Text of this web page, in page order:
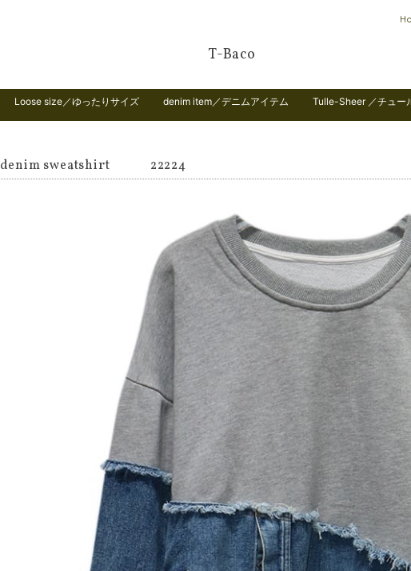
T-Baco
Loose size／ゆったりサイズ denim item／デニムアイテム Tulle-Sheer ／チュー
denim sweatshirt 22224